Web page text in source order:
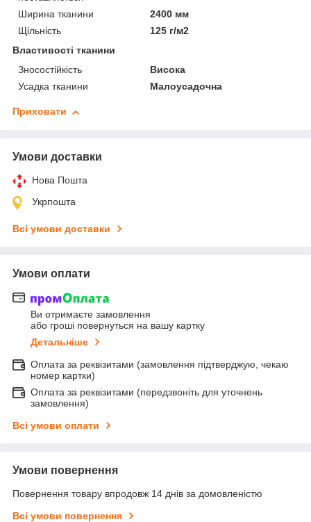
Ширина тканини
2400 мм
Щільність
125 г/м2
Властивості тканини
Зносостійкість
Висока
Усадка тканини
Малоусадочна
Приховати
Умови доставки
Нова Пошта
Укрпошта
Всі умови доставки
Умови оплати
Ви отримаєте замовлення
або гроші повернуться на вашу картку
Детальніше
Оплата за реквізитами (замовлення підтверджую, чекаю
номер картки)
Оплата за реквізитами (передзвоніть для уточнень
замовлення)
Всі умови оплати
Умови повернення
Повернення товару впродовж 14 днів за домовленістю
Всі умови повернення